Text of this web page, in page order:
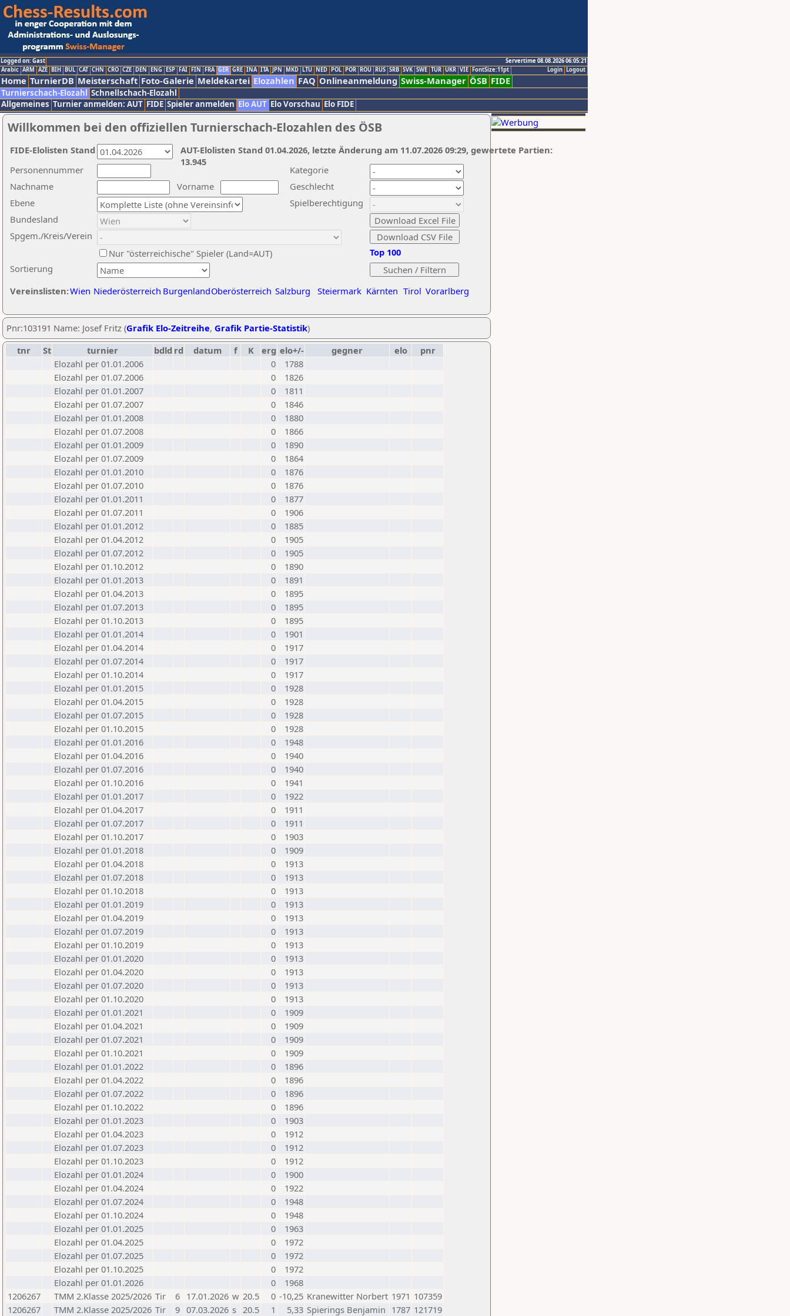
Logged on: Gast
Servertime 08.08.2026 06:05:21
Logout
Login
Arabic ARM AZE BIH BUL CAT CHN CRO CZE DEN ENG ESP FAI FIN FRA GER GRE INA ITA JPN MKD LTU NED POL POR ROU RUS SRB SVK SWE TUR UKR VIE FontSize:11pt
Home TurnierDB Meisterschaft Foto-Galerie Meldekartei Elozahlen FAQ Onlineanmeldung Swiss-Manager ÖSB FIDE
Turnierschach-Elozahl Schnellschach-Elozahl
Allgemeines Turnier anmelden: AUT FIDE Spieler anmelden Elo AUT Elo Vorschau Elo FIDE
Willkommen bei den offiziellen Turnierschach-Elozahlen des ÖSB
Nachname
Vorname
Ebene
Kategorie
Sortierung
Personennummer
Bundesland
Spgem./Kreis/Verein
Geschlecht
Nur "österreichische" Spieler (Land=AUT)
Spielberechtigung
Vereinslisten:Wien Niederösterreich BurgenlandOberösterreich Salzburg Steiermark Kärnten Tirol Vorarlberg
Top 100
AUT-Elolisten Stand 01.04.2026, letzte Änderung am 11.07.2026 09:29, gewertete Partien:
13.945
FIDE-Elolisten Stand
Pnr:103191 Name: Josef Fritz (Grafik Elo-Zeitreihe, Grafik Partie-Statistik)
tnr
St turnier bdld rd datum f K erg elo+/- gegner elo
pnr
Elozahl per 01.01.2006
0
1788
Elozahl per 01.07.2006
0
1826
Elozahl per 01.01.2007
0
1811
Elozahl per 01.07.2007
0
1846
Elozahl per 01.01.2008
0
1880
Elozahl per 01.07.2008
0
1866
Elozahl per 01.01.2009
0
1890
Elozahl per 01.07.2009
0
1864
Elozahl per 01.01.2010
0
1876
Elozahl per 01.07.2010
0
1876
Elozahl per 01.01.2011
0
1877
Elozahl per 01.07.2011
0
1906
Elozahl per 01.01.2012
0
1885
Elozahl per 01.04.2012
0
1905
Elozahl per 01.07.2012
0
1905
Elozahl per 01.10.2012
0
1890
Elozahl per 01.01.2013
0
1891
Elozahl per 01.04.2013
0
1895
Elozahl per 01.07.2013
0
1895
Elozahl per 01.10.2013
0
1895
Elozahl per 01.01.2014
0
1901
Elozahl per 01.04.2014
0
1917
Elozahl per 01.07.2014
0
1917
Elozahl per 01.10.2014
0
1917
Elozahl per 01.01.2015
0
1928
Elozahl per 01.04.2015
0
1928
Elozahl per 01.07.2015
0
1928
Elozahl per 01.10.2015
0
1928
Elozahl per 01.01.2016
0
1948
Elozahl per 01.04.2016
0
1940
Elozahl per 01.07.2016
0
1940
Elozahl per 01.10.2016
0
1941
Elozahl per 01.01.2017
0
1922
Elozahl per 01.04.2017
0
1911
Elozahl per 01.07.2017
0
1911
Elozahl per 01.10.2017
0
1903
Elozahl per 01.01.2018
0
1909
Elozahl per 01.04.2018
0
1913
Elozahl per 01.07.2018
0
1913
Elozahl per 01.10.2018
0
1913
Elozahl per 01.01.2019
0
1913
Elozahl per 01.04.2019
0
1913
Elozahl per 01.07.2019
0
1913
Elozahl per 01.10.2019
0
1913
Elozahl per 01.01.2020
0
1913
Elozahl per 01.04.2020
0
1913
Elozahl per 01.07.2020
0
1913
Elozahl per 01.10.2020
0
1913
Elozahl per 01.01.2021
0
1909
Elozahl per 01.04.2021
0
1909
Elozahl per 01.07.2021
0
1909
Elozahl per 01.10.2021
0
1909
Elozahl per 01.01.2022
0
1896
Elozahl per 01.04.2022
0
1896
Elozahl per 01.07.2022
0
1896
Elozahl per 01.10.2022
0
1896
Elozahl per 01.01.2023
0
1903
Elozahl per 01.04.2023
0
1912
Elozahl per 01.07.2023
0
1912
Elozahl per 01.10.2023
0
1912
Elozahl per 01.01.2024
0
1900
Elozahl per 01.04.2024
0
1922
Elozahl per 01.07.2024
0
1948
Elozahl per 01.10.2024
0
1948
Elozahl per 01.01.2025
0
1963
Elozahl per 01.04.2025
0
1972
Elozahl per 01.07.2025
0
1972
Elozahl per 01.10.2025
0
1972
Elozahl per 01.01.2026
0
1968
1206267
TMM 2.Klasse 2025/2026 Tir 6 17.01.2026 w 20.5 0 -10,25 Kranewitter Norbert 1971 107359
1206267
TMM 2.Klasse 2025/2026 Tir 9 07.03.2026 s 20.5 1 5,33 Spierings Benjamin 1787 121719